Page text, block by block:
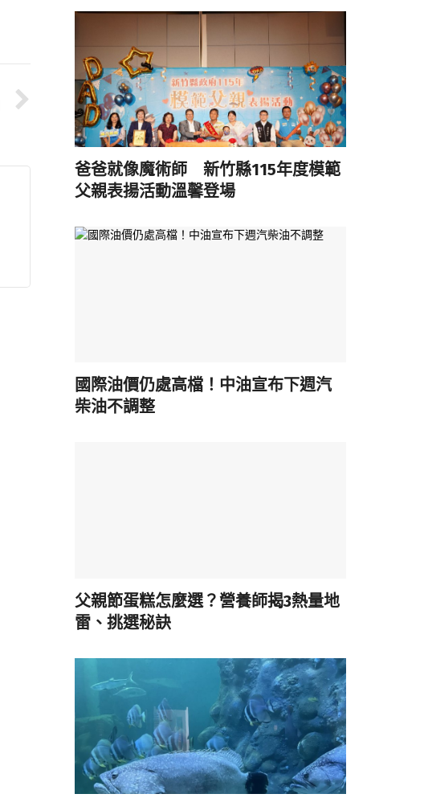
爸爸就像魔術師 新竹縣115年度模範
父親表揚活動溫馨登場
國際油價仍處高檔！中油宣布下週汽
柴油不調整
父親節蛋糕怎麼選？營養師揭3熱量地
雷、挑選秘訣